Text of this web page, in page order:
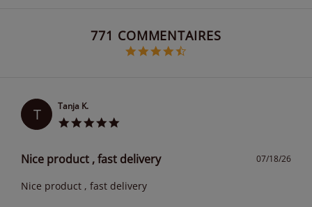
4.6 star rating
771 COMMENTAIRES
T Tanja K.
07/18/26
Nice product , fast delivery
Nice product , fast delivery